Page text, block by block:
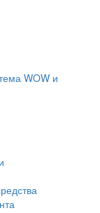
WOW и